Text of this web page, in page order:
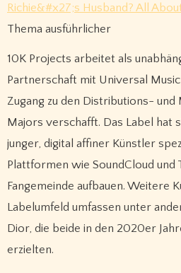
Richie&#x27;s Husband? All
Thema ausführlicher
10K Projects arbeitet als
Partnerschaft mit Universal
Zugang zu den Distributions-
Majors verschafft. Das Label hat
junger, digital affiner Künstler
Plattformen wie SoundCloud und
Fangemeinde aufbauen. Weitere
Labelumfeld umfassen unter
Dior, die beide in den 2020er
erzielten.